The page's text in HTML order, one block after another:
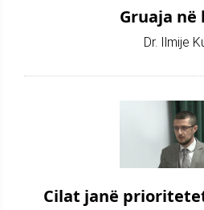
Gruaja në
Dr. Ilmije
Cilat janë